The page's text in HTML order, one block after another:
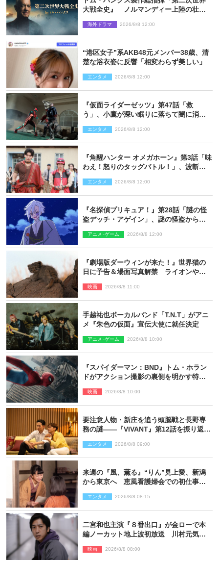
大戦全史』 ノルマンディー上陸の壮絶
海外ドラマ 2026/8/8 12:00
“港区女子”系AKB48元メンバー38歳、清
楚な浴衣姿に反響「相変わらず美しい」
エンタメ 2026/8/8 12:00
『仮面ライダーゼッツ』第47話「救
う」、小鷹が深い眠りに落ちて闇に消え
エンタメ 2026/8/8 12:00
『角醒ハンター オメガホーン』第3話「味
わえ！怒りのタッグバトル！」、波斬の
エンタメ 2026/8/8 12:00
『名探偵プリキュア！』第28話「謎の怪
盗デッチ・アゲイン」、謎の怪盗から不
アニメ･ゲーム 2026/8/8 12:00
『劇場版ダーウィンが来た！』世界猫の
日に予告＆場面写真解禁 ライオンやマ
映画 2026/8/8 11:00
手越祐也ボーカルバンド「T.N.T」がアニ
メ『朱色の仮面』宣伝大使に就任決定
アニメ･ゲーム 2026/8/8 10:00
『スパイダーマン：BND』トム・ホラン
ドがアクション撮影の裏側を明かす特別
映画 2026/8/8 10:00
要注意人物・新庄を追う頭脳戦と長野専
務の謎――『VIVANT』第12話を振り返
エンタメ 2026/8/8 09:00
来週の『風、薫る』“りん”見上愛、新潟
から東京へ 恵風看護婦会での初仕事に
エンタメ 2026/8/8 08:15
二宮和也主演『８番出口』が金ローで本
編ノーカット地上波初放送 川村元気監
映画 2026/8/8 08:00